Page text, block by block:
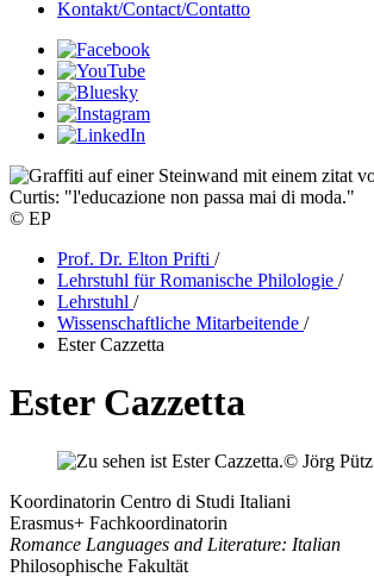
Kontakt/Contact/Contatto
© EP
Prof. Dr. Elton Prifti /
Lehrstuhl für Romanische Philologie /
Lehrstuhl /
Wissenschaftliche Mitarbeitende /
Ester Cazzetta
Ester Cazzetta
© Jörg Pütz
Koordinatorin Centro di Studi Italiani
Erasmus+ Fachkoordinatorin
Romance Languages and Literature: Italian
Philosophische Fakultät